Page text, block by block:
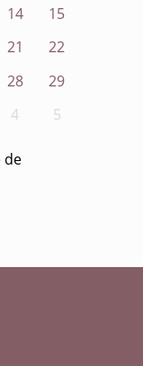
14
15
21
22
28
29
4 5
de